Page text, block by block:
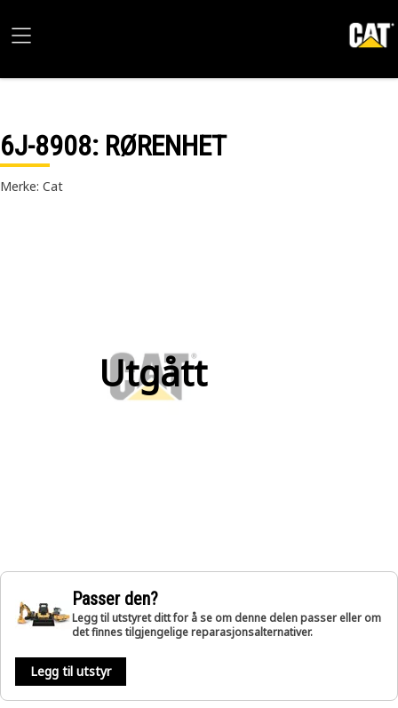
6J-8908: RØRENHET
Merke: Cat
Utgått
Passer den?
Legg til utstyret ditt for å se om denne delen passer eller om
det finnes tilgjengelige reparasjonsalternativer.
Legg til utstyr